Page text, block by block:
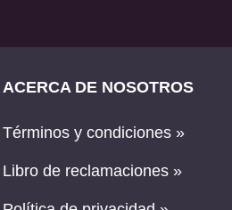
ACERCA DE NOSOTROS
Términos y condiciones »
Libro de reclamaciones »